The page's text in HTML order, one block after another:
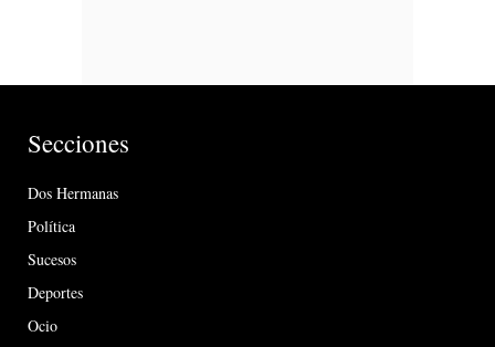
Secciones
Dos Hermanas
Política
Sucesos
Deportes
Ocio